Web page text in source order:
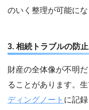
のいく整理が可能にな
3. 相続トラブルの防
財産の全体像が不明
ることがあります。
ディングノート に記